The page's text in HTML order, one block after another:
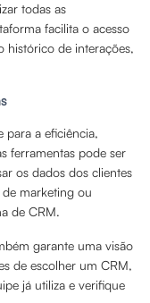
todas as
facilita o acesso
histórico de interações,
para a eficiência,
ferramentas pode ser
os dados dos clientes
marketing ou
de CRM.
garante uma visão
de escolher um CRM,
já utiliza e verifique